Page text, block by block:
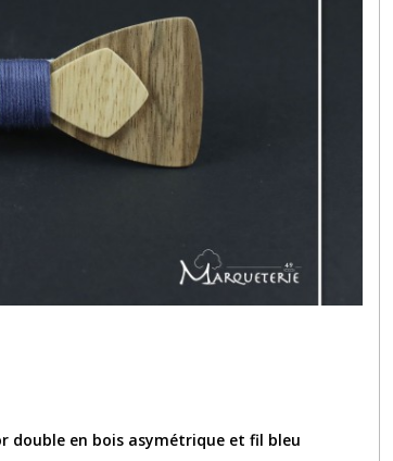
double en bois asymétrique et fil bleu